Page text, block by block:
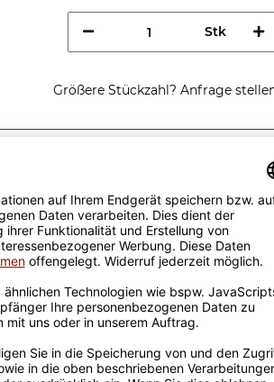
Stk
Größere Stückzahl? Anfrage
Passende Verpackungen